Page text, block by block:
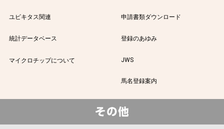
ユビキタス関連 申請書類ダウンロード
統計データベース 登録のあゆみ
マイクロチップについて JWS
馬名登録案内